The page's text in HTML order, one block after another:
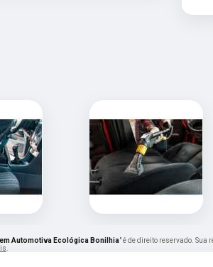
Automotiva Ecológica Bonilhia" é de direito reservado.
.